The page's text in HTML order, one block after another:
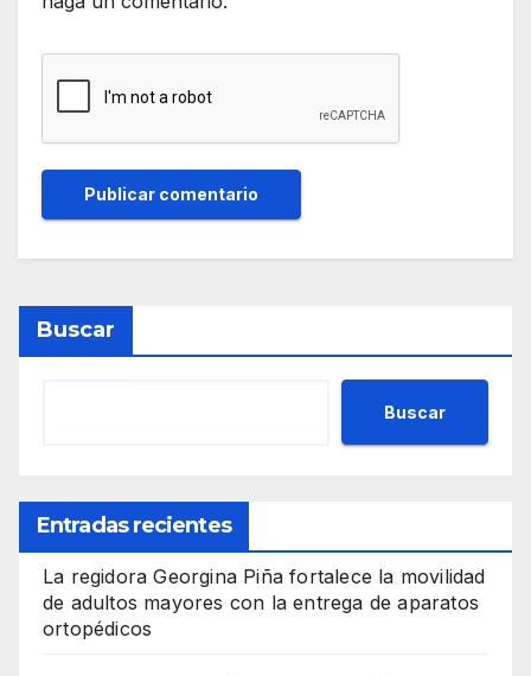
Buscar
Buscar
Entradas recientes
La regidora Georgina Piña fortalece la movilidad
de adultos mayores con la entrega de aparatos
ortopédicos